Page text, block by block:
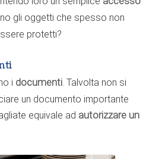
gli oggetti che spesso non
protetti?
i documenti . Talvolta non si
un documento importante
equivale ad autorizzare un